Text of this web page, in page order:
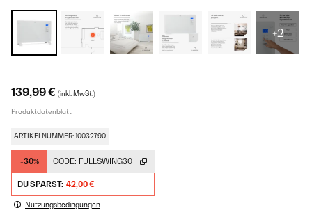
+2
139,99 € (inkl. MwSt.)
Produktdatenblatt
ARTIKELNUMMER: 10032790
-30% CODE: FULLSWING30
DU SPARST: 42,00 €
Nutzungsbedingungen